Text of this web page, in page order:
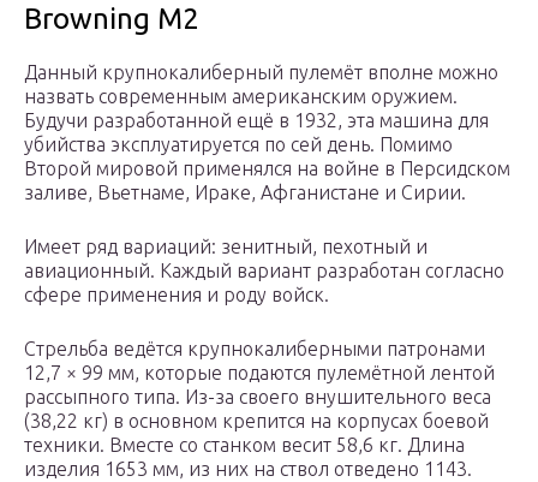
Browning M2
Данный крупнокалиберный пулемёт вполне можно
назвать современным американским оружием.
Будучи разработанной ещё в 1932, эта машина для
убийства эксплуатируется по сей день. Помимо
Второй мировой применялся на войне в Персидском
заливе, Вьетнаме, Ираке, Афганистане и Сирии.
Имеет ряд вариаций: зенитный, пехотный и
авиационный. Каждый вариант разработан согласно
сфере применения и роду войск.
Стрельба ведётся крупнокалиберными патронами
12,7 × 99 мм, которые подаются пулемётной лентой
рассыпного типа. Из-за своего внушительного веса
(38,22 кг) в основном крепится на корпусах боевой
техники. Вместе со станком весит 58,6 кг. Длина
изделия 1653 мм, из них на ствол отведено 1143.